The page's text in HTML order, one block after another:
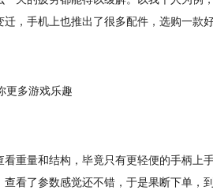
，手机上也推出了很多配件，选购一款
重量和结构，毕竟只有更轻便的手柄上
看了参数感觉还不错，于是果断下单，